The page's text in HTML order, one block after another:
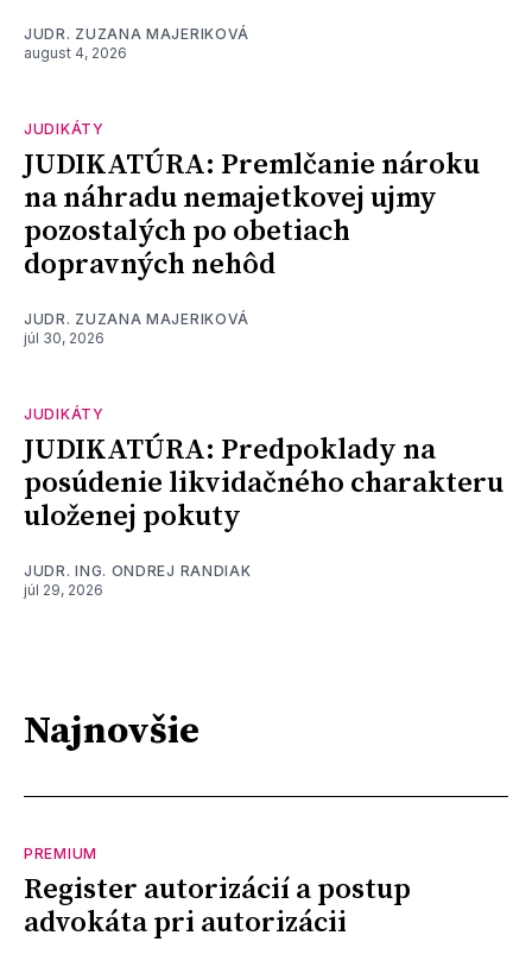
JUDR. ZUZANA MAJERIKOVÁ
august 4, 2026
JUDIKÁTY
JUDIKATÚRA: Premlčanie nároku
na náhradu nemajetkovej ujmy
pozostalých po obetiach
dopravných nehôd
JUDR. ZUZANA MAJERIKOVÁ
júl 30, 2026
JUDIKÁTY
JUDIKATÚRA: Predpoklady na
posúdenie likvidačného charakteru
uloženej pokuty
JUDR. ING. ONDREJ RANDIAK
júl 29, 2026
Najnovšie
PREMIUM
Register autorizácií a postup
advokáta pri autorizácii